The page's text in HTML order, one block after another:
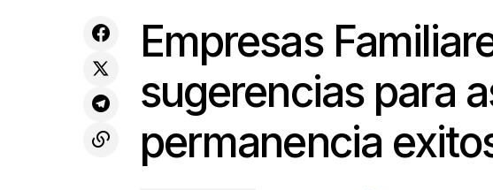
líder en incubadoras de empresas
Empresas
Empresas
sugerencias para
permanencia